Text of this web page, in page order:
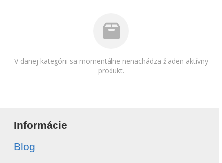
V danej kategórii sa momentálne nenachádza žiaden aktívny
produkt.
Informácie
Blog